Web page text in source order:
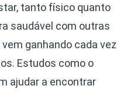
tanto físico quanto
saudável com outras
ganhando cada vez
Estudos como o
ajudar a encontrar